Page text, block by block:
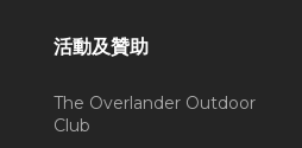
活動及贊助
The Overlander Outdoor
Club